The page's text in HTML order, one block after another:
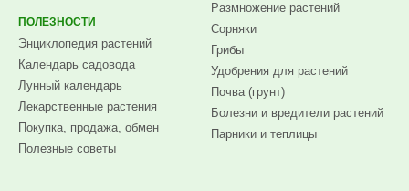
ПОЛЕЗНОСТИ
Энциклопедия растений
Календарь садовода
Лунный календарь
Лекарственные растения
Покупка, продажа, обмен
Полезные советы
Размножение растений
Сорняки
Грибы
Удобрения для растений
Почва (грунт)
Болезни и вредители растений
Парники и теплицы